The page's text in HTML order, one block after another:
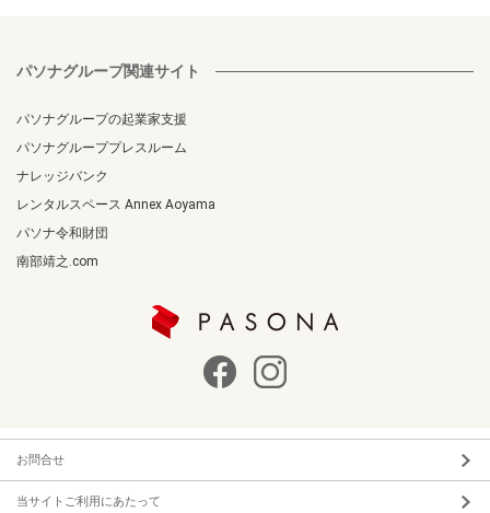
パソナグループ関連サイト
パソナグループの起業家支援
パソナグループプレスルーム
ナレッジバンク
レンタルスペース Annex Aoyama
パソナ令和財団
南部靖之.com
お問合せ
当サイトご利用にあたって